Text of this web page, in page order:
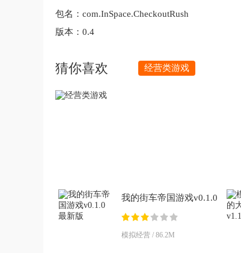
包名： com.InSpace.CheckoutRush
版本： 0.4
猜你喜欢 经营类游戏
我的街车帝国游戏v0.1.0
最新版
模拟经营 / 86.2M